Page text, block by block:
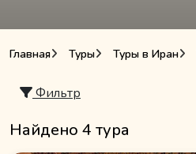
Главная Туры Туры в Иран
Фильтр
Найдено 4 тура